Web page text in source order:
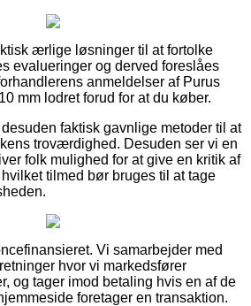
ærlige løsninger til at fortolke
evalueringer og derved foreslåes
anmeldelser af Purus
mm lodret forud for at du køber.
faktisk gavnlige metoder til at
troværdighed. Desuden ser vi en
folk mulighed for at give en kritik af
tilmed bør bruges til at tage
Vi samarbejder med
hvor vi markedsfører
og tager imod betaling hvis en af de
foretager en transaktion.